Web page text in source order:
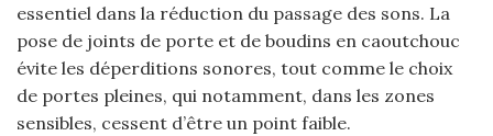
essentiel dans la réduction du passage des sons. La
pose de joints de porte et de boudins en caoutchouc
évite les déperditions sonores, tout comme le choix
de portes pleines, qui notamment, dans les zones
sensibles, cessent d’être un point faible.